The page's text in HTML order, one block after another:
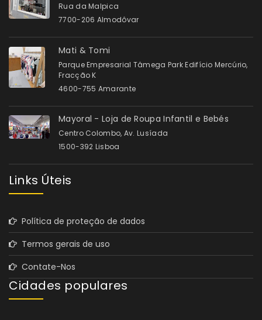
Rua da Malpica
7700-206 Almodôvar
Mati & Tomi
Parque Empresarial Tâmega Park Edifício Mercúrio,
Fracção K
4600-755 Amarante
Mayoral - Loja de Roupa Infantil e Bebés
Centro Colombo, Av. Lusíada
1500-392 Lisboa
Links Úteis
Política de proteção de dados
Termos gerais de uso
Contate-Nos
Cidades populares